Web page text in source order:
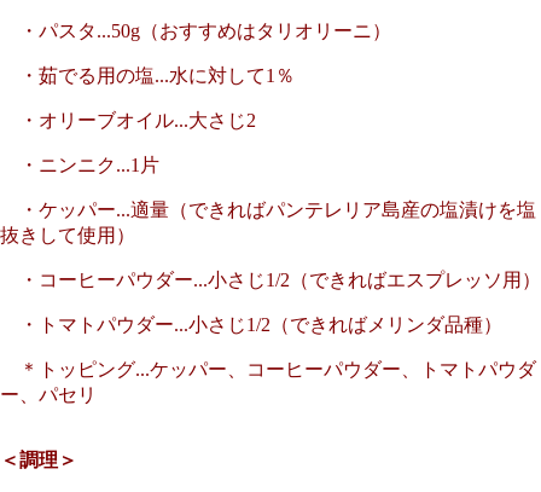
・パスタ...50g（おすすめはタリオリーニ）
・茹でる用の塩...水に対して1％
・オリーブオイル...大さじ2
・ニンニク...1片
・ケッパー...適量（できればパンテレリア島産の塩漬けを塩
抜きして使用）
・コーヒーパウダー...小さじ1/2（できればエスプレッソ用）
・トマトパウダー...小さじ1/2（できればメリンダ品種）
＊トッピング...ケッパー、コーヒーパウダー、トマトパウダ
ー、パセリ
＜調理＞